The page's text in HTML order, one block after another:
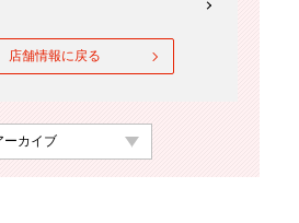
店舗情報に戻る